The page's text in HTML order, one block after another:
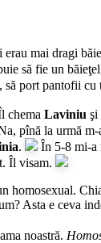
mai dragi
să fie un
port pantofii
chema Laviniu şi
pînă la urmă m-
.
În 5-8 mi-a
Îl visam.
homosexual.
Asta e ceva
noastră.